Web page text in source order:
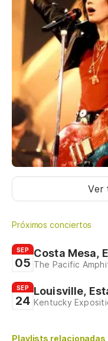
Ver
Próximos conciertos
SEP
05
Costa Mesa,
The Pacific
SEP
24
Louisville,
Kentucky
Playlists relacionadas